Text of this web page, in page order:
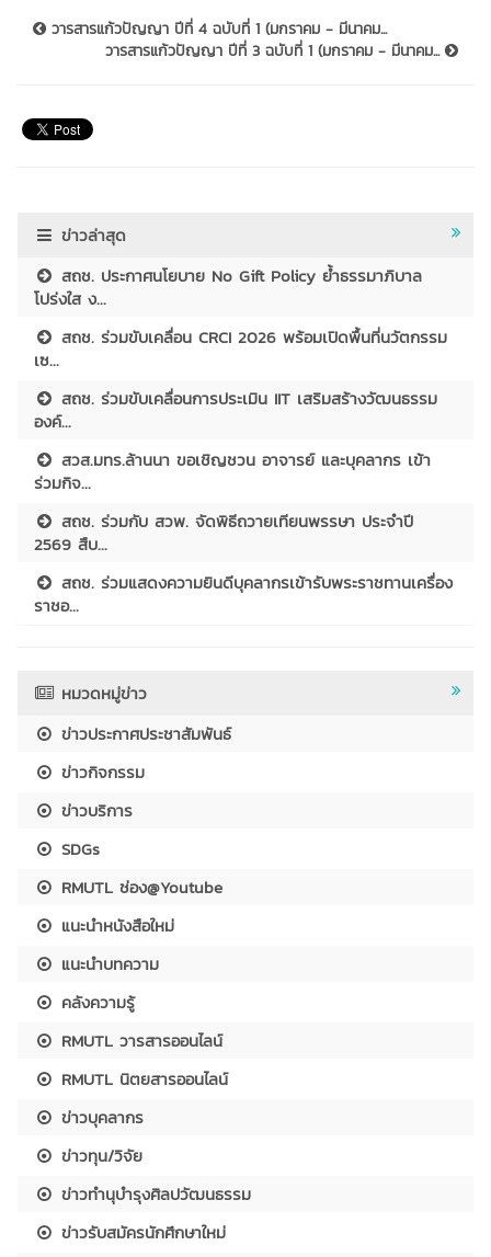
วารสารแก้วปัญญา ปีที่ 4 ฉบับที่ 1 (มกราคม - มีนาคม...
วารสารแก้วปัญญา ปีที่ 3 ฉบับที่ 1 (มกราคม - มีนาคม...
ข่าวล่าสุด
สถช. ประกาศนโยบาย No Gift Policy ย้ำธรรมาภิบาล
โปร่งใส ง...
สถช. ร่วมขับเคลื่อน CRCI 2026 พร้อมเปิดพื้นที่นวัตกรรม
เซ...
สถช. ร่วมขับเคลื่อนการประเมิน IIT เสริมสร้างวัฒนธรรม
องค์...
สวส.มทร.ล้านนา ขอเชิญชวน อาจารย์ และบุคลากร เข้า
ร่วมกิจ...
สถช. ร่วมกับ สวพ. จัดพิธีถวายเทียนพรรษา ประจำปี
2569 สืบ...
สถช. ร่วมแสดงความยินดีบุคลากรเข้ารับพระราชทานเครื่อง
ราชอ...
หมวดหมู่ข่าว
ข่าวประกาศประชาสัมพันธ์
ข่าวกิจกรรม
ข่าวบริการ
SDGs
RMUTL ช่อง@Youtube
แนะนำหนังสือใหม่
แนะนำบทความ
คลังความรู้
RMUTL วารสารออนไลน์
RMUTL นิตยสารออนไลน์
ข่าวบุคลากร
ข่าวทุน/วิจัย
ข่าวทำนุบำรุงศิลปวัฒนธรรม
ข่าวรับสมัครนักศึกษาใหม่